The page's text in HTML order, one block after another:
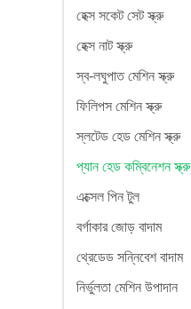
হেক্স সকেট সেট স্ক্রু
হেক্স নাট স্ক্রু
স্ব-লঘুপাত মেশিন স্ক্রু
ফিলিপস মেশিন স্ক্রু
স্লটেড হেড মেশিন স্ক্রু
প্যান হেড কম্বিনেশন স্ক্রু
এক্সেল পিন টুল
বর্গাকার জোড় বাদাম
থ্রেডেড সন্নিবেশ বাদাম
নির্ভুলতা মেশিন উপাদান